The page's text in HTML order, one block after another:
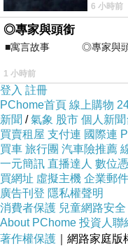
面對工作，想發表
面對家人，想表達
但是如何說出一朵
是
女人可以沒有好身
個人整
6 小時前
◎專家與頭銜
■寓言故事 ◎專家與
⊕潘文
之谷」裡——
1 小時前
登入 註冊
PChome首頁 線上購物
新聞 /氣象 股市 個人新聞
買賣租屋 支付連 國際連
買車 旅行團 汽車險推薦
一元簡訊 直播達人 數位
買網址 虛擬主機 企業郵件
廣告刊登 隱私權聲明
消費者保護 兒童網路安全
About PChome 投資人聯
著作權保護 ｜網路家庭